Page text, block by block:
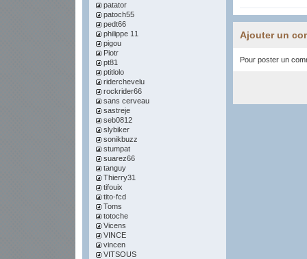
patator
patoch55
pedt66
philippe 11
pigou
Piotr
pt81
ptitlolo
riderchevelu
rockrider66
sans cerveau
sastreje
seb0812
slybiker
sonikbuzz
stumpat
suarez66
tanguy
Thierry31
tifouix
tito-fcd
Toms
totoche
Vicens
VINCE
vincen
VITSOUS
Ajouter un
Pour poster un